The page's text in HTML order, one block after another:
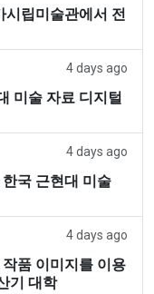
립미술관에서 전
4 days ago
미술 자료 디지털
4 days ago
국 근현대 미술
4 days ago
품 이미지를 이용
기 대학